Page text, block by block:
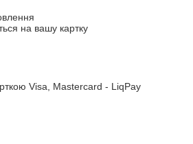
на вашу картку
Visa, Mastercard - LiqPay